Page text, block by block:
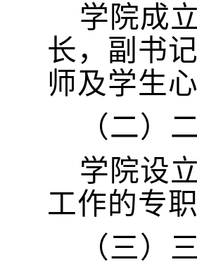
学院成
长，副书
师及学生
（二）
学院设
工作的专
（三）